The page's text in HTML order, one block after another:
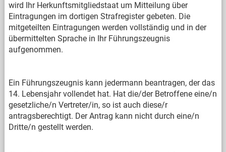
wird Ihr Herkunftsmitgliedstaat um Mitteilung über
Eintragungen im dortigen Strafregister gebeten. Die
mitgeteilten Eintragungen werden vollständig und in der
übermittelten Sprache in Ihr Führungszeugnis
aufgenommen.
Ein Führungszeugnis kann jedermann beantragen, der das
14. Lebensjahr vollendet hat. Hat die/der Betroffene eine/n
gesetzliche/n Vertreter/in, so ist auch diese/r
antragsberechtigt. Der Antrag kann nicht durch eine/n
Dritte/n gestellt werden.